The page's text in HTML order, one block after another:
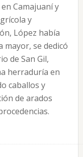
Camajuaní y
y
López había
mayor, se dedicó
de San Gil,
herraduría en
caballos y
de arados